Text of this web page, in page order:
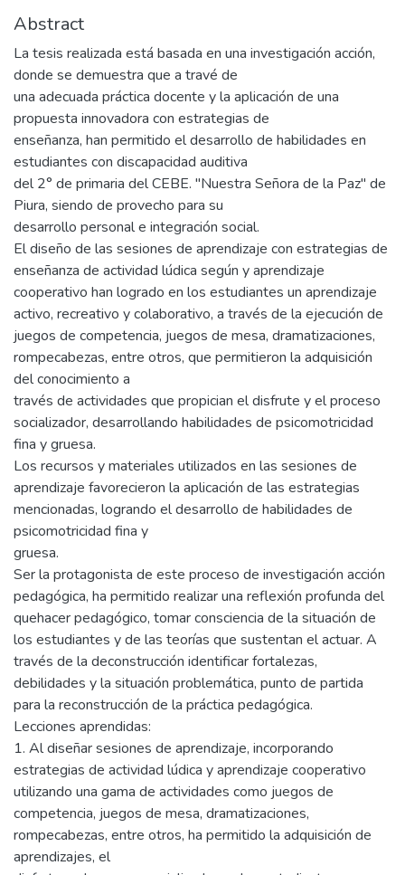
Abstract
La tesis realizada está basada en una investigación acción,
donde se demuestra que a travé de
una adecuada práctica docente y la aplicación de una
propuesta innovadora con estrategias de
enseñanza, han permitido el desarrollo de habilidades en
estudiantes con discapacidad auditiva
del 2° de primaria del CEBE. "Nuestra Señora de la Paz" de
Piura, siendo de provecho para su
desarrollo personal e integración social.
El diseño de las sesiones de aprendizaje con estrategias de
enseñanza de actividad lúdica según y aprendizaje
cooperativo han logrado en los estudiantes un aprendizaje
activo, recreativo y colaborativo, a través de la ejecución de
juegos de competencia, juegos de mesa, dramatizaciones,
rompecabezas, entre otros, que permitieron la adquisición
del conocimiento a
través de actividades que propician el disfrute y el proceso
socializador, desarrollando habilidades de psicomotricidad
fina y gruesa.
Los recursos y materiales utilizados en las sesiones de
aprendizaje favorecieron la aplicación de las estrategias
mencionadas, logrando el desarrollo de habilidades de
psicomotricidad fina y
gruesa.
Ser la protagonista de este proceso de investigación acción
pedagógica, ha permitido realizar una reflexión profunda del
quehacer pedagógico, tomar consciencia de la situación de
los estudiantes y de las teorías que sustentan el actuar. A
través de la deconstrucción identificar fortalezas,
debilidades y la situación problemática, punto de partida
para la reconstrucción de la práctica pedagógica.
Lecciones aprendidas:
1. Al diseñar sesiones de aprendizaje, incorporando
estrategias de actividad lúdica y aprendizaje cooperativo
utilizando una gama de actividades como juegos de
competencia, juegos de mesa, dramatizaciones,
rompecabezas, entre otros, ha permitido la adquisición de
aprendizajes, el